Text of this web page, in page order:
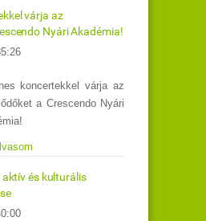
várja az
Nyári Akadémia!
koncertekkel várja az
a Crescendo Nyári
aktív és kulturális